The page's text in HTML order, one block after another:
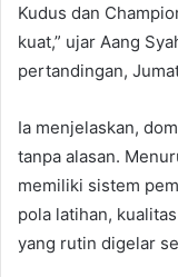
Kudus dan
kuat,” ujar Aang
pertandingan,
Ia menjelaskan,
tanpa alasan.
memiliki sistem
pola latihan,
yang rutin digelar